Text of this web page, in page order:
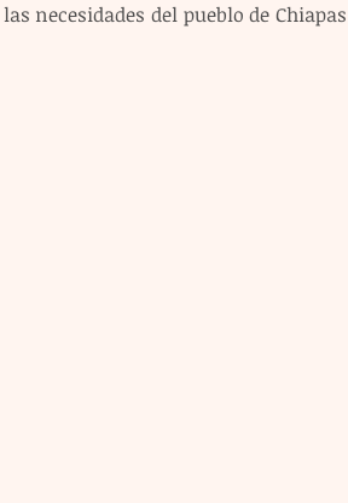
necesidades del pueblo de Chiapas